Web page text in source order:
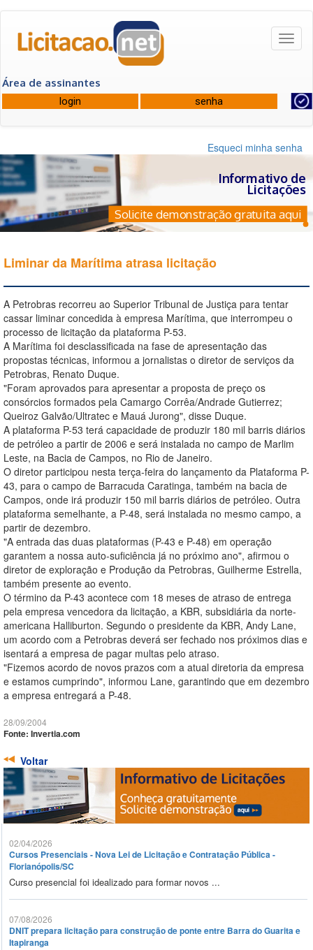
Área de assinantes
Esqueci minha senha
Informativo de
Licitações
Solicite demonstração gratuita aqui
Liminar da Marítima atrasa licitação
A Petrobras recorreu ao Superior Tribunal de Justiça para tentar
cassar liminar concedida à empresa Marítima, que interrompeu o
processo de licitação da plataforma P-53.
A Marítima foi desclassificada na fase de apresentação das
propostas técnicas, informou a jornalistas o diretor de serviços da
Petrobras, Renato Duque.
"Foram aprovados para apresentar a proposta de preço os
consórcios formados pela Camargo Corrêa/Andrade Gutierrez;
Queiroz Galvão/Ultratec e Mauá Jurong", disse Duque.
A plataforma P-53 terá capacidade de produzir 180 mil barris diários
de petróleo a partir de 2006 e será instalada no campo de Marlim
Leste, na Bacia de Campos, no Rio de Janeiro.
O diretor participou nesta terça-feira do lançamento da Plataforma P-
43, para o campo de Barracuda Caratinga, também na bacia de
Campos, onde irá produzir 150 mil barris diários de petróleo. Outra
plataforma semelhante, a P-48, será instalada no mesmo campo, a
partir de dezembro.
"A entrada das duas plataformas (P-43 e P-48) em operação
garantem a nossa auto-suficiência já no próximo ano", afirmou o
diretor de exploração e Produção da Petrobras, Guilherme Estrella,
também presente ao evento.
O término da P-43 acontece com 18 meses de atraso de entrega
pela empresa vencedora da licitação, a KBR, subsidiária da norte-
americana Halliburton. Segundo o presidente da KBR, Andy Lane,
um acordo com a Petrobras deverá ser fechado nos próximos dias e
isentará a empresa de pagar multas pelo atraso.
"Fizemos acordo de novos prazos com a atual diretoria da empresa
e estamos cumprindo", informou Lane, garantindo que em dezembro
a empresa entregará a P-48.
28/09/2004
Fonte: Invertia.com
Voltar
02/04/2026
Cursos Presenciais - Nova Lei de Licitação e Contratação Pública -
Florianópolis/SC
Curso presencial foi idealizado para formar novos ...
07/08/2026
DNIT prepara licitação para construção de ponte entre Barra do Guarita e
Itapiranga